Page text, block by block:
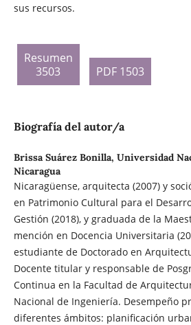
sus recursos.
Resumen
3503
PDF 1503
Biografía del autor/a
Brissa Suárez Bonilla, Universidad
Nicaragua
Nicaragüense, arquitecta (2007) y
en Patrimonio Cultural para el
Gestión (2018), y graduada de la
mención en Docencia Universitaria
estudiante de Doctorado en
Docente titular y responsable de
Continua en la Facultad de
Nacional de Ingeniería. Desempeño
diferentes ámbitos: planificación